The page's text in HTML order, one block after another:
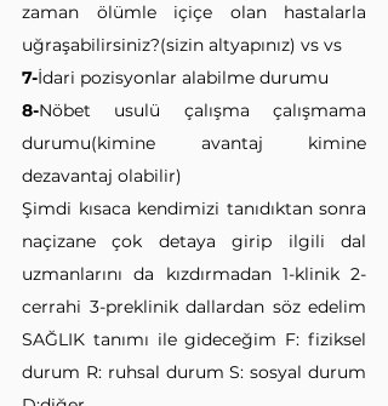
zaman ölümle içiçe olan hastalarla
uğraşabilirsiniz?(sizin altyapınız) vs vs
7-İdari pozisyonlar alabilme durumu
8-Nöbet usulü çalışma çalışmama
durumu(kimine avantaj kimine
dezavantaj olabilir)
Şimdi kısaca kendimizi tanıdıktan sonra
naçizane çok detaya girip ilgili dal
uzmanlarını da kızdırmadan 1-klinik 2-
cerrahi 3-preklinik dallardan söz edelim
SAĞLIK tanımı ile gideceğim F: fiziksel
durum R: ruhsal durum S: sosyal durum